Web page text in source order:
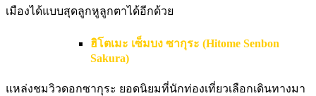
เมืองได้แบบสุดลูกหูลูกตาได้อีกด้วย
ฮิโตเมะ เซ็มบง ซากุระ (Hitome Senbon
Sakura)
แหล่งชมวิวดอกซากุระ ยอดนิยมที่นักท่องเที่ยวเลือกเดินทางมา